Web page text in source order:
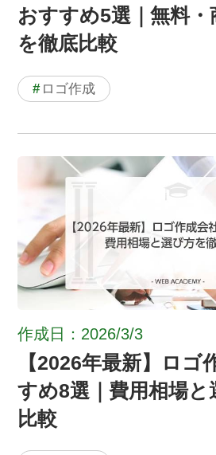
おすすめ5選｜無料・
を徹底比較
# ロゴ作成
作成日：2026/3/3
【2026年最新】ロゴ
すめ8選｜費用相場と
比較